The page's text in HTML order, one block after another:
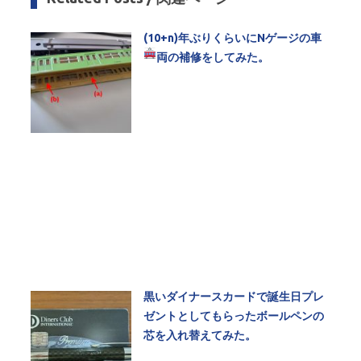
(10+n)年ぶりくらいにNゲージの車
両の補修をしてみた。
黒いダイナースカードで誕生日プレ
ゼントとしてもらったボールペンの
芯を入れ替えてみた。